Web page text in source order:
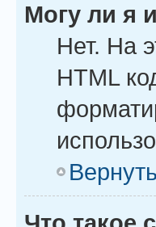
Могу ли я
Нет. На
HTML